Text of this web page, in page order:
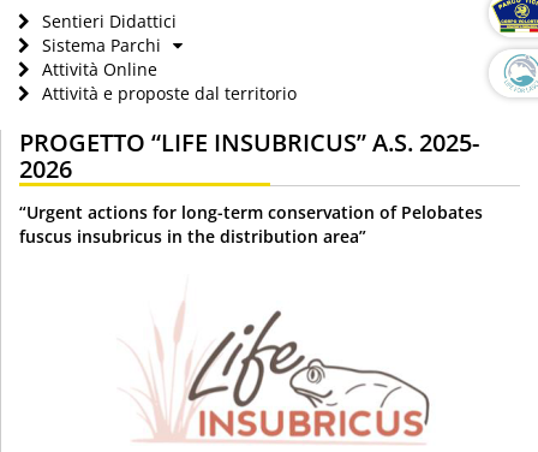
Sentieri Didattici
Sistema Parchi
Attività Online
Attività e proposte dal territorio
PROGETTO “LIFE INSUBRICUS” A.S. 2025-
2026
“Urgent actions for long-term conservation of Pelobates
fuscus insubricus in the distribution area”